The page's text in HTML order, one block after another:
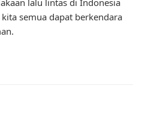
lalu lintas di Indonesia
semua dapat berkendara